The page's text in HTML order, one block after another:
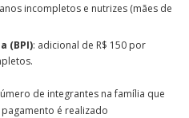
incompletos e nutrizes (mães de
(BPI): adicional de R$ 150 por
de integrantes na família que
é realizado